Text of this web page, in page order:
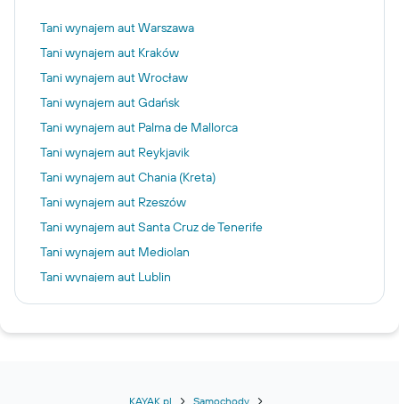
Tani wynajem aut Warszawa
Tani wynajem aut Kraków
Tani wynajem aut Wrocław
Tani wynajem aut Gdańsk
Tani wynajem aut Palma de Mallorca
Tani wynajem aut Reykjavik
Tani wynajem aut Chania (Kreta)
Tani wynajem aut Rzeszów
Tani wynajem aut Santa Cruz de Tenerife
Tani wynajem aut Mediolan
Tani wynajem aut Lublin
Tani wynajem aut Larnaka
KAYAK.pl Samochody